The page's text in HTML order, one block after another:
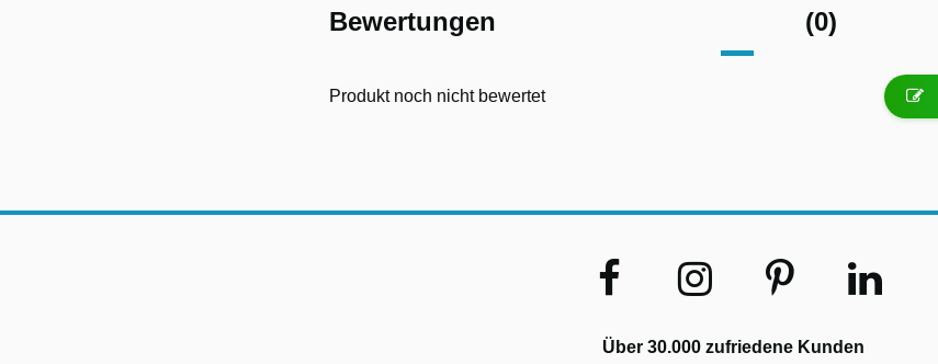
Bewertungen (0)
Produkt noch nicht bewertet
Über 30.000 zufriedene Kunden